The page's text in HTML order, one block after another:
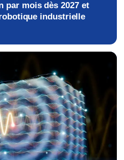
par mois dès 2027 et
industrielle